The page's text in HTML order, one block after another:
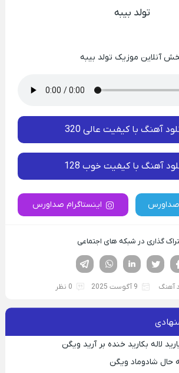
تولد بیبه
آنلاین موزیک تولد بیبه
آهنگ با کیفیت عالی 320
آهنگ با کیفیت خوب 128
صداورس اینستاگرام صداورس
گذاری در شبکه های اجتماعی
لینکدین تویتر
فیسوک
آهنگ 9 آگوست 2025 0 نظر
لاله بکارید خنده بر آرید ویگن
حال شادوماد ویگن